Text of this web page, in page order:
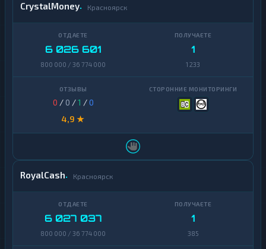
CrystalMoney Красноярск
6 026 601
800 000 / 36 774 000
1
1 233
0 / 0 /1 /0
4,9 ★
RoyalCash Красноярск
6 027 037
800 000 / 36 774 000
1
385